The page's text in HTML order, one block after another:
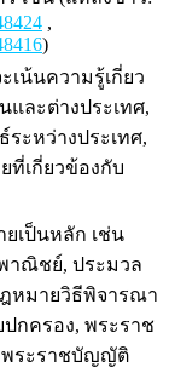
,
)
เน้นความรู้เกี่ยว
ละต่างประเทศ,
ะหว่างประเทศ,
ที่เกี่ยวข้องกับ
เป็นหลัก เช่น
าณิชย์, ประมวล
หมายวิธีพิจารณา
กครอง, พระราช
ระราชบัญญัติ